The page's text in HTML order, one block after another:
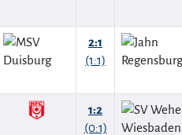
2:1
(1:1)
1:2
(0:1)